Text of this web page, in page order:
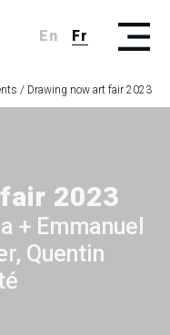
En Fr
/ Drawing now art fair 2023
2023
+ Emmanuel
Quentin